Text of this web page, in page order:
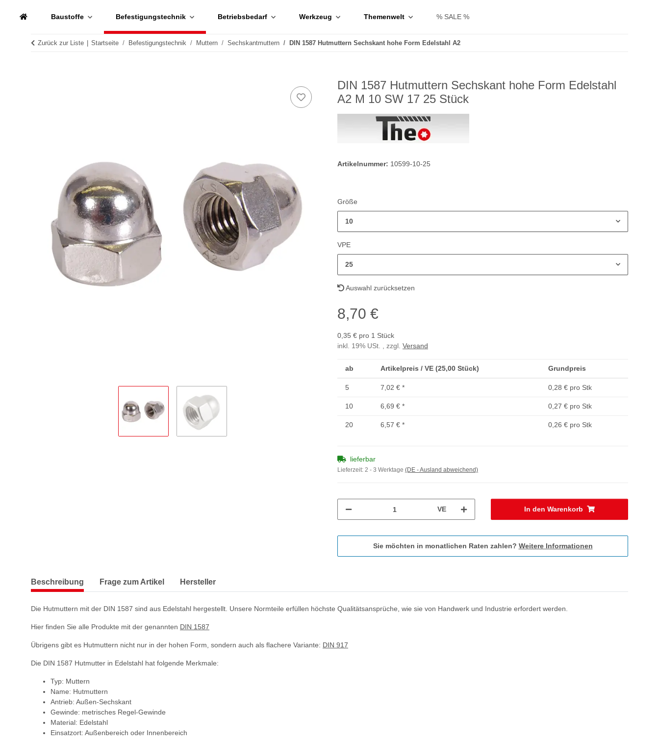
Baustoffe Befestigungstechnik Betriebsbedarf Werkzeug Themenwelt % SALE %
Zurück zur Liste Startseite Befestigungstechnik Muttern Sechskantmuttern DIN 1587 Hutmuttern Sechskant hohe Form Edelstahl A2
DIN 1587 Hutmuttern Sechskant hohe Form Edelstahl
A2 M 10 SW 17 25 Stück
Artikelnummer: 10599-10-25
Größe
10
VPE
25
Auswahl zurücksetzen
8,70 €
0,35 € pro 1 Stück
inkl. 19% USt. , zzgl. Versand
ab Artikelpreis / VE (25,00 Stück) Grundpreis
5 7,02 € * 0,28 € pro Stk
10 6,69 € * 0,27 € pro Stk
20 6,57 € * 0,26 € pro Stk
lieferbar
Lieferzeit: 2 - 3 Werktage (DE - Ausland abweichend)
VE In den Warenkorb
Sie möchten in monatlichen Raten zahlen? Weitere Informationen
Beschreibung Frage zum Artikel Hersteller
Die Hutmuttern mit der DIN 1587 sind aus Edelstahl hergestellt. Unsere Normteile erfüllen höchste Qualitätsansprüche, wie sie von Handwerk und Industrie erfordert werden.
Hier finden Sie alle Produkte mit der genannten DIN 1587
Übrigens gibt es Hutmuttern nicht nur in der hohen Form, sondern auch als flachere Variante: DIN 917
Die DIN 1587 Hutmutter in Edelstahl hat folgende Merkmale:
Typ: Muttern
Name: Hutmuttern
Antrieb: Außen-Sechskant
Gewinde: metrisches Regel-Gewinde
Material: Edelstahl
Einsatzort: Außenbereich oder Innenbereich